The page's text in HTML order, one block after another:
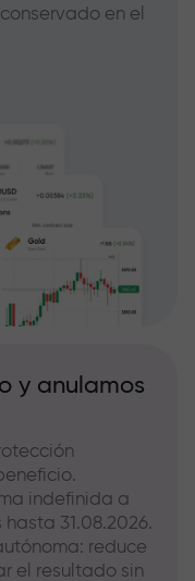
en el
y anulamos
indefinida a
31.08.2026.
reduce
el resultado sin